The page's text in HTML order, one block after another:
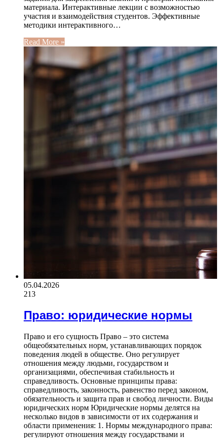
материала. Интерактивные лекции с возможностью
участия и взаимодействия студентов. Эффективные
методики интерактивного…
Read More »
05.04.2026
213
Право: юридические нормы
Право и его сущность Право – это система
общеобязательных норм, устанавливающих порядок
поведения людей в обществе. Оно регулирует
отношения между людьми, государством и
организациями, обеспечивая стабильность и
справедливость. Основные принципы права:
справедливость, законность, равенство перед законом,
обязательность и защита прав и свобод личности. Виды
юридических норм Юридические нормы делятся на
несколько видов в зависимости от их содержания и
области применения: 1. Нормы международного права:
регулируют отношения между государствами и